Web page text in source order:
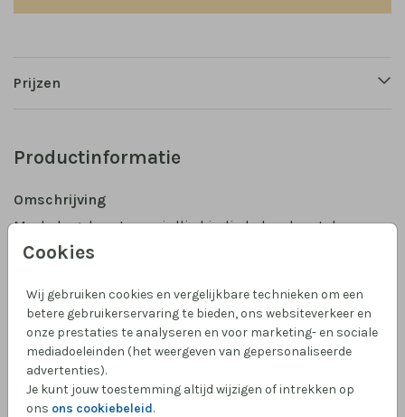
Cookies
Wij gebruiken cookies en vergelijkbare technieken om een
betere gebruikerservaring te bieden, ons websiteverkeer en
onze prestaties te analyseren en voor marketing- en sociale
mediadoeleinden (het weergeven van gepersonaliseerde
advertenties).
Je kunt jouw toestemming altijd wijzigen of intrekken op
ons ons cookiebeleid.
Prijzen
Productinformatie
Omschrijving
Maak de geboorte van jullie kindje bekend met deze
leuke raamsticker (doorsnede 60 cm) met naam en
boompjes, rivier en kinderwagen. Bestel 'm vooraf of
juist direct nadat de baby is geboren, met de datum
erop. De raamsticker is op aanvraag ook beschikbaar
in formaat 40 cm, 80 cm en 100 cm.
Toon meer
Collectie
Raamsticker geboortekaartje